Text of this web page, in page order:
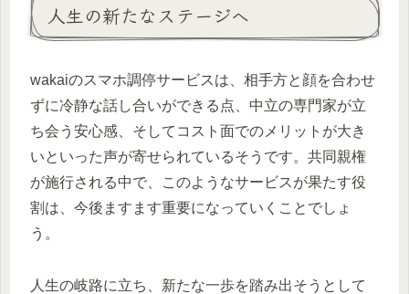
人生の新たなステージへ
wakaiのスマホ調停サービスは、相手方と顔を合わせ
ずに冷静な話し合いができる点、中立の専門家が立
ち会う安心感、そしてコスト面でのメリットが大き
いといった声が寄せられているそうです。共同親権
が施行される中で、このようなサービスが果たす役
割は、今後ますます重要になっていくことでしょ
う。
人生の岐路に立ち、新たな一歩を踏み出そうとして